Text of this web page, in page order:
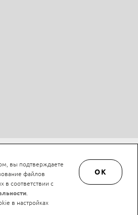
© LAN-art.ru, 2013—2026. Все права защищены.
Положение об обработке и защите персональных
данных.
вы подтверждаете
файлов
в соответствии с
в настройках
OK